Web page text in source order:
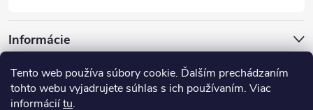
Tento web používa súbory cookie. Ďalším prechádzaním
tohto webu vyjadrujete súhlas s ich používaním. Viac
informáciítu.
e
Informácie
Zákaznícky servis